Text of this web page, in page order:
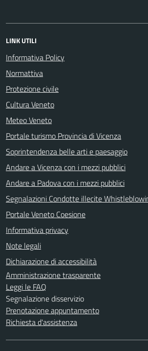
LINK UTILI
Informativa Policy
Normattiva
Protezione civile
Cultura Veneto
Meteo Veneto
Portale turismo Provincia di Vicenza
Soprintendenza belle arti e paesaggio
Andare a Vicenza con i mezzi pubblici
Andare a Padova con i mezzi pubblici
Segnalazioni Condotte illecite
Portale Veneto Coesione
Informativa privacy
Note legali
Dichiarazione di accessibilità
Amministrazione trasparente
Leggi le FAQ
Segnalazione disservizio
Prenotazione appuntamento
Richiesta d'assistenza